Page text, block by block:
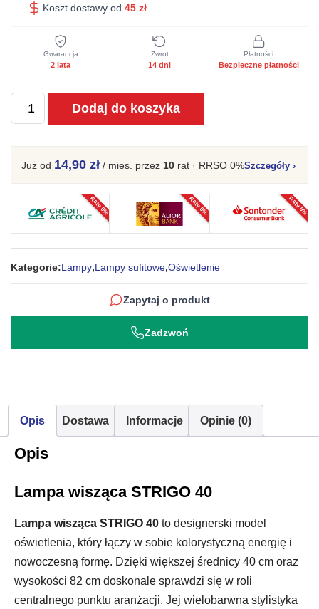
Koszt dostawy od 45 zł
Gwarancja
2 lata
Zwrot
14 dni
Płatności
Bezpieczne płatności
ilość
Lampa
STRIGO
Dodaj do koszyka
Już od 14,90 zł / mies. przez 10 rat · RRSO 0%Szczegóły ›
Raty 0% Raty 0% Raty 0%
Kategorie:Lampy,Lampy sufitowe,Oświetlenie
Zapytaj o produkt
Zadzwoń
Opis Dostawa Informacje Opinie (0)
Opis
Lampa wisząca STRIGO 40
Lampa wisząca STRIGO 40 to designerski model
oświetlenia, który łączy w sobie kolorystyczną energię i
nowoczesną formę. Dzięki większej średnicy 40 cm oraz
wysokości 82 cm doskonale sprawdzi się w roli
centralnego punktu aranżacji. Jej wielobarwna stylistyka